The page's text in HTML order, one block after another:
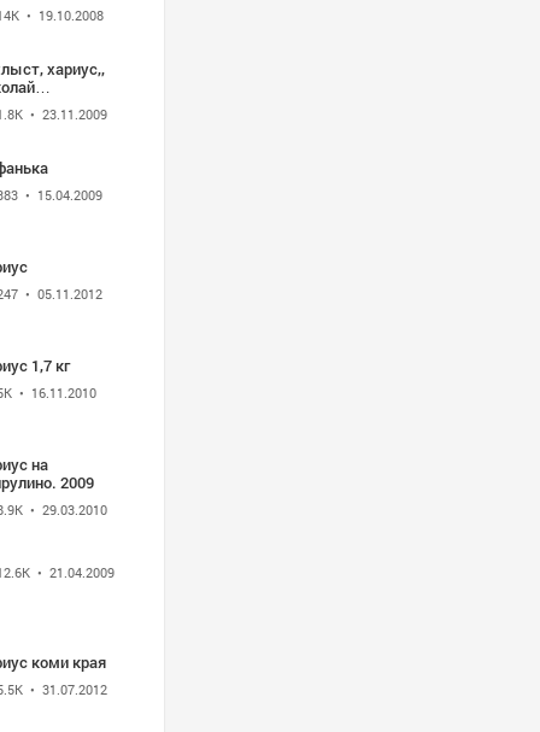
• 19.10.2008
хариус,,
• 23.11.2009
• 15.04.2009
• 05.11.2012
1,7 кг
• 16.11.2010
на
2009
• 29.03.2010
• 21.04.2009
коми края
• 31.07.2012